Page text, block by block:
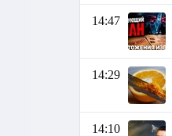
14:47
14:29
14:10